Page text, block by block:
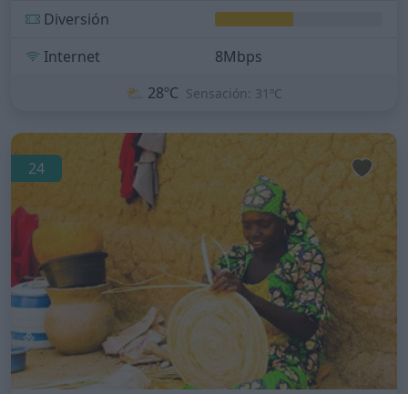
Diversión
Internet
8Mbps
⛅ 28ºC Sensación: 31ºC
24